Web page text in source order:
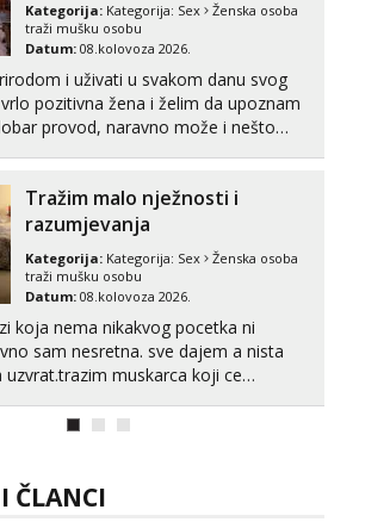
tvoj poziv!
- mob:1,12€ min
tvoj poziv!
064/677-677- Kod: #142
- mob:1,12€ min
Kategorija: Kategorija: Sex
Ženska osoba
traži mušku osobu
Datum: 08.kolovoza 2026.
i uživati u svakom danu svog
pozitivna žena i želim da upoznam
provod, naravno može i nešto
Tražim malo nježnosti i
razumjevanja
Kategorija: Kategorija: Sex
Ženska osoba
traži mušku osobu
Datum: 08.kolovoza 2026.
koja nema nikakvog pocetka ni
sam nesretna. sve dajem a nista
uzvrat.trazim muskarca koji ce
volim njezan seks i njezne
ČLANCI